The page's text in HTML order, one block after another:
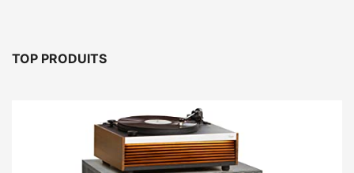
TOP PRODUITS